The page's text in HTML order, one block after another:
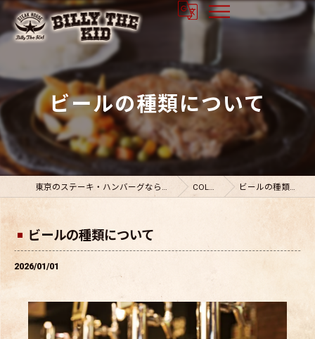
ビールの種類について
東京のステーキ・ハンバーグならビリーザキット COLUMN ビールの種類について
ビールの種類について
2026/01/01